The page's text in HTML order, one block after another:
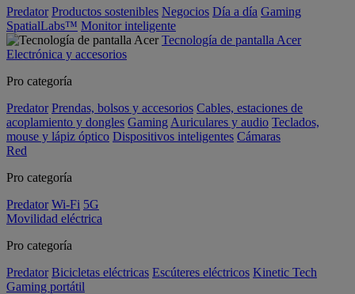
Predator Productos sostenibles Negocios Día a día Gaming
SpatialLabs™ Monitor inteligente
Tecnología de pantalla Acer
Electrónica y accesorios
Pro categoría
Predator Prendas, bolsos y accesorios Cables, estaciones de
acoplamiento y dongles Gaming Auriculares y audio Teclados,
mouse y lápiz óptico Dispositivos inteligentes Cámaras
Red
Pro categoría
Predator Wi-Fi 5G
Movilidad eléctrica
Pro categoría
Predator Bicicletas eléctricas Escúteres eléctricos Kinetic Tech
Gaming portátil